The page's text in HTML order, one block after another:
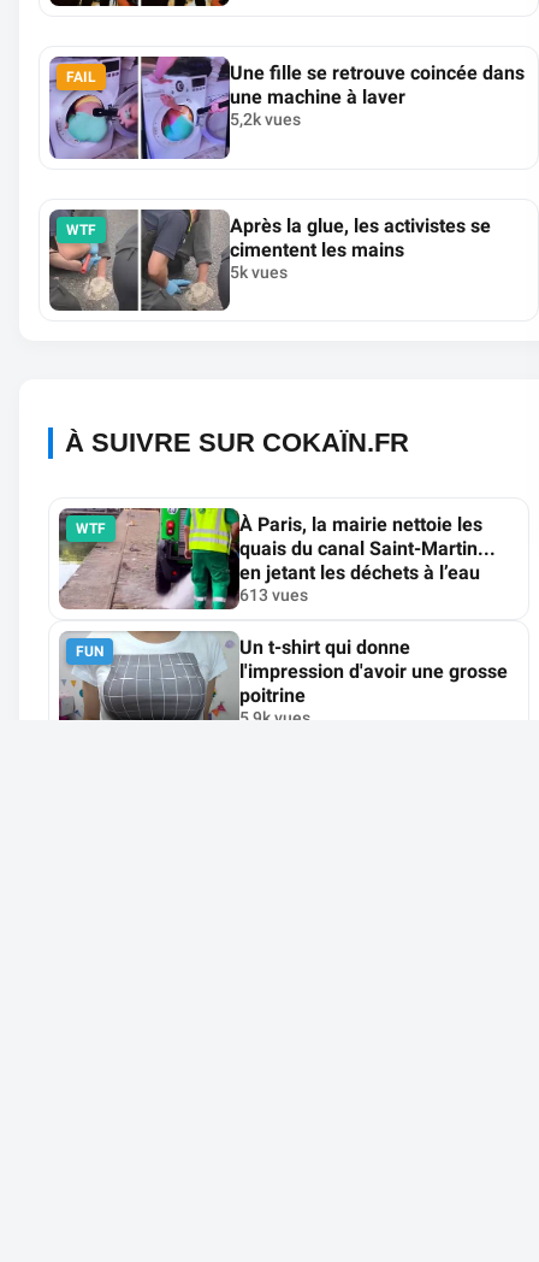
FAIL
Une fille se retrouve coincée dans
une machine à laver
5,2k vues
WTF
Après la glue, les activistes se
cimentent les mains
5k vues
À SUIVRE SUR COKAÏN.FR
WTF
À Paris, la mairie nettoie les
quais du canal Saint-Martin...
en jetant les déchets à l’eau
613 vues
FUN
Un t-shirt qui donne
l'impression d'avoir une grosse
poitrine
5,9k vues